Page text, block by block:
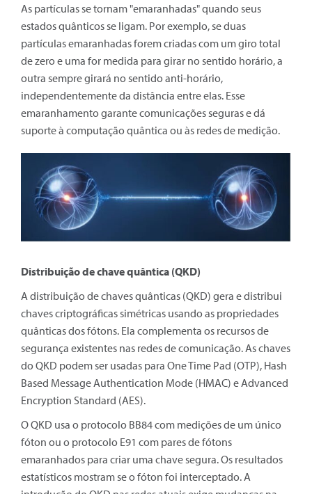
As partículas se tornam "emaranhadas" quando seus
estados quânticos se ligam. Por exemplo, se duas
partículas emaranhadas forem criadas com um giro total
de zero e uma for medida para girar no sentido horário, a
outra sempre girará no sentido anti-horário,
independentemente da distância entre elas. Esse
emaranhamento garante comunicações seguras e dá
suporte à computação quântica ou às redes de medição.
Distribuição de chave quântica (QKD)
A distribuição de chaves quânticas (QKD) gera e distribui
chaves criptográficas simétricas usando as propriedades
quânticas dos fótons. Ela complementa os recursos de
segurança existentes nas redes de comunicação. As chaves
do QKD podem ser usadas para One Time Pad (OTP), Hash
Based Message Authentication Mode (HMAC) e Advanced
Encryption Standard (AES).
O QKD usa o protocolo BB84 com medições de um único
fóton ou o protocolo E91 com pares de fótons
emaranhados para criar uma chave segura. Os resultados
estatísticos mostram se o fóton foi interceptado. A